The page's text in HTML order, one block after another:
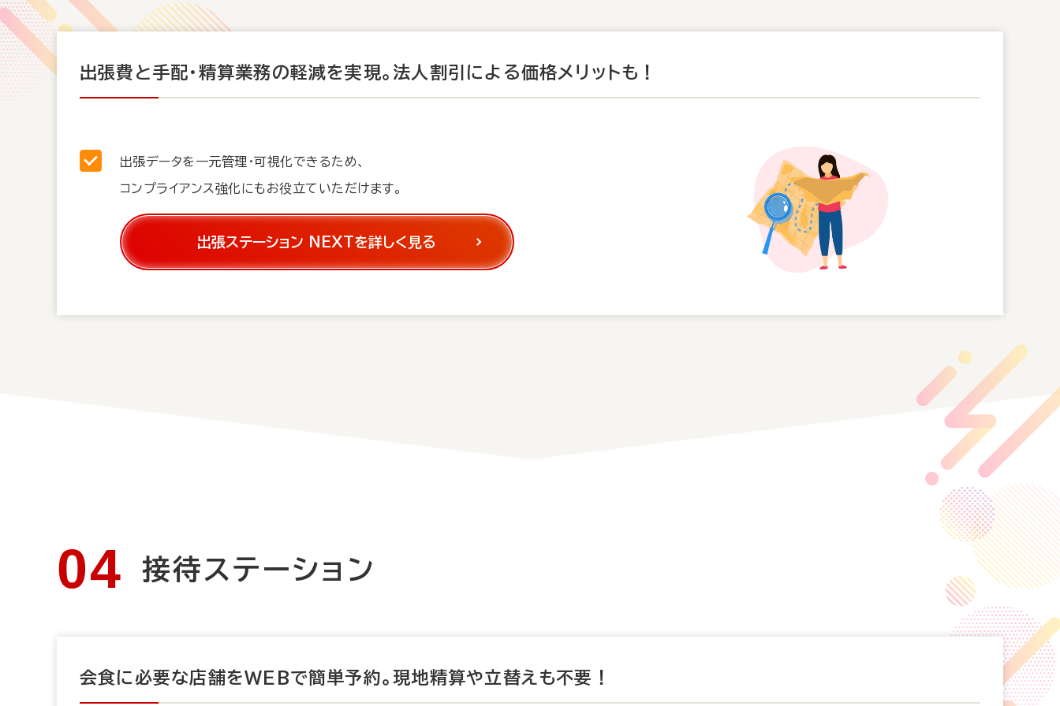
出張費と手配・精算業務の軽減を実現。 法人割引による価格メリットも！
出張データを一元管理・可視化できるため、
コンプライアンス強化にもお役立ていただけます。
出張ステーション NEXTを詳しく見る
接待ステーション
会食に必要な店舗をWEBで簡単予約。現地精算や立替えも不要！